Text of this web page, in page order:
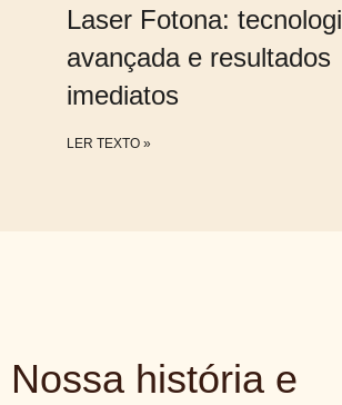
Laser Fotona:
avançada e resultados
imediatos
LER TEXTO »
Nossa história e